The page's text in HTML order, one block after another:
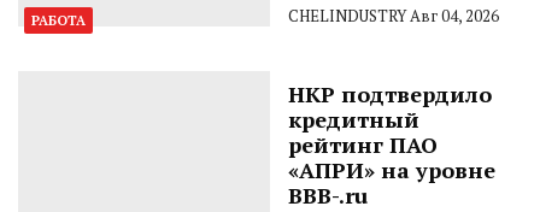
РАБОТА CHELINDUSTRYАвг 04, 2026
НКР подтвердило
кредитный
рейтинг ПАО
«АПРИ» на уровне
BBB-.ru